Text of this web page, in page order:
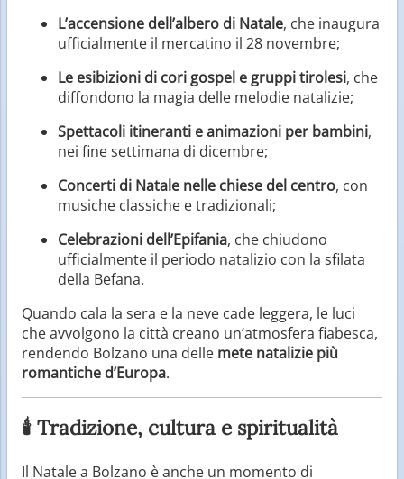
L’accensione dell’albero di Natale, che inaugura
ufficialmente il mercatino il 28 novembre;
Le esibizioni di cori gospel e gruppi tirolesi, che
diffondono la magia delle melodie natalizie;
Spettacoli itineranti e animazioni per bambini,
nei fine settimana di dicembre;
Concerti di Natale nelle chiese del centro, con
musiche classiche e tradizionali;
Celebrazioni dell’Epifania, che chiudono
ufficialmente il periodo natalizio con la sfilata
della Befana.
Quando cala la sera e la neve cade leggera, le luci
che avvolgono la città creano un’atmosfera fiabesca,
rendendo Bolzano una delle mete natalizie più
romantiche d’Europa.
🕯️ Tradizione, cultura e spiritualità
Il Natale a Bolzano è anche un momento di